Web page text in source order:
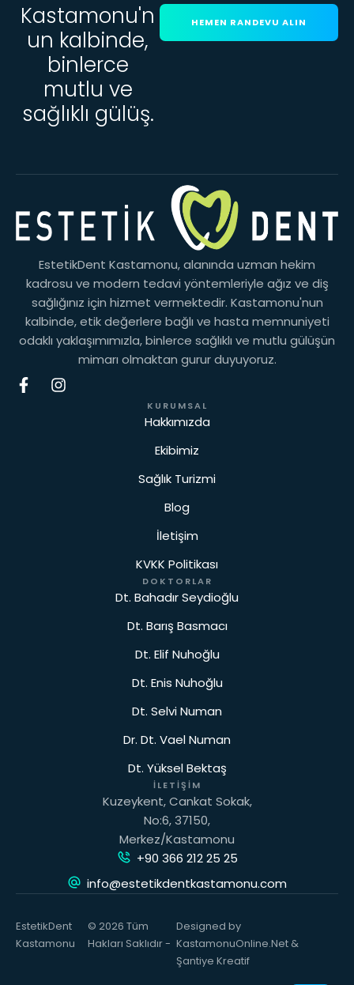
Kastamonu'n
un kalbinde,
binlerce
mutlu ve
sağlıklı gülüş.
HEMEN RANDEVU ALIN
EstetikDent Kastamonu, alanında uzman hekim
kadrosu ve modern tedavi yöntemleriyle ağız ve diş
sağlığınız için hizmet vermektedir. Kastamonu'nun
kalbinde, etik değerlere bağlı ve hasta memnuniyeti
odaklı yaklaşımımızla, binlerce sağlıklı ve mutlu gülüşün
mimarı olmaktan gurur duyuyoruz.
KURUMSAL
Hakkımızda
Ekibimiz
Sağlık Turizmi
Blog
İletişim
KVKK Politikası
DOKTORLAR
Dt. Bahadır Seydioğlu
Dt. Barış Basmacı
Dt. Elif Nuhoğlu
Dt. Enis Nuhoğlu
Dt. Selvi Numan
Dr. Dt. Vael Numan
Dt. Yüksel Bektaş
İLETIŞIM
Kuzeykent, Cankat Sokak,
No:6, 37150,
Merkez/Kastamonu
+90 366 212 25 25
info@estetikdentkastamonu.com
EstetikDent
Kastamonu
© 2026 Tüm
Hakları Saklıdır -
Designed by
KastamonuOnline.Net &
Şantiye Kreatif